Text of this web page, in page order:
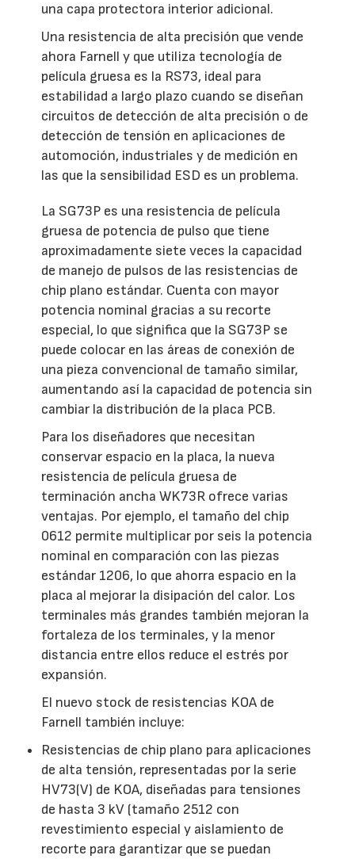
una capa protectora interior adicional.
Una resistencia de alta precisión que vende
ahora Farnell y que utiliza tecnología de
película gruesa es la RS73, ideal para
estabilidad a largo plazo cuando se diseñan
circuitos de detección de alta precisión o de
detección de tensión en aplicaciones de
automoción, industriales y de medición en
las que la sensibilidad ESD es un problema.
La SG73P es una resistencia de película
gruesa de potencia de pulso que tiene
aproximadamente siete veces la capacidad
de manejo de pulsos de las resistencias de
chip plano estándar. Cuenta con mayor
potencia nominal gracias a su recorte
especial, lo que significa que la SG73P se
puede colocar en las áreas de conexión de
una pieza convencional de tamaño similar,
aumentando así la capacidad de potencia sin
cambiar la distribución de la placa PCB.
Para los diseñadores que necesitan
conservar espacio en la placa, la nueva
resistencia de película gruesa de
terminación ancha WK73R ofrece varias
ventajas. Por ejemplo, el tamaño del chip
0612 permite multiplicar por seis la potencia
nominal en comparación con las piezas
estándar 1206, lo que ahorra espacio en la
placa al mejorar la disipación del calor. Los
terminales más grandes también mejoran la
fortaleza de los terminales, y la menor
distancia entre ellos reduce el estrés por
expansión.
El nuevo stock de resistencias KOA de
Farnell también incluye:
Resistencias de chip plano para aplicaciones
de alta tensión, representadas por la serie
HV73(V) de KOA, diseñadas para tensiones
de hasta 3 kV (tamaño 2512 con
revestimiento especial y aislamiento de
recorte para garantizar que se puedan